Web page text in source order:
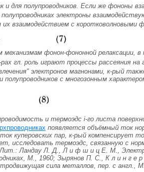
и для полупроводников. Если же фононы
электроны
их взаимодействием с
фонон-фононной релаксации,
гл. роль играют процессы рассеяния на
электронов магнонами, к-рый
и полупроводников с многозонным
и термоэдс i-го листа
появляется объёмный ток
куперовских пар, к-рый компенсирует
исследовать термоэдс, связанную с
Лит.: Ландау Л. Д., Л и ф ш и ц Е. М.,
М., 1960; Зырянов П. С., К л и н г е
сила металлов, пер. с